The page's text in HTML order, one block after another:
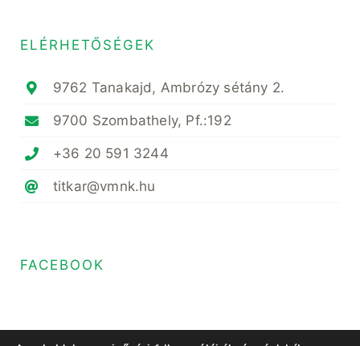
ELÉRHETŐSÉGEK
9762 Tanakajd, Ambrózy sétány 2.
9700 Szombathely, Pf.:192
+36 20 591 3244
titkar@vmnk.hu
FACEBOOK